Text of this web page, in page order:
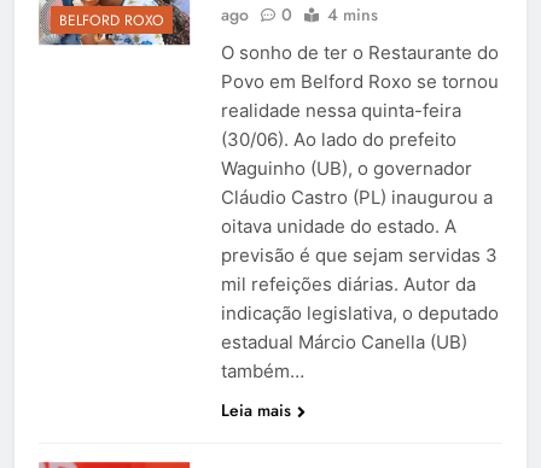
BELFORD ROXO
ago
0 4 mins
O sonho de ter o Restaurante do
Povo em Belford Roxo se tornou
realidade nessa quinta-feira
(30/06). Ao lado do prefeito
Waguinho (UB), o governador
Cláudio Castro (PL) inaugurou a
oitava unidade do estado. A
previsão é que sejam servidas 3
mil refeições diárias. Autor da
indicação legislativa, o deputado
estadual Márcio Canella (UB)
também…
Leia mais